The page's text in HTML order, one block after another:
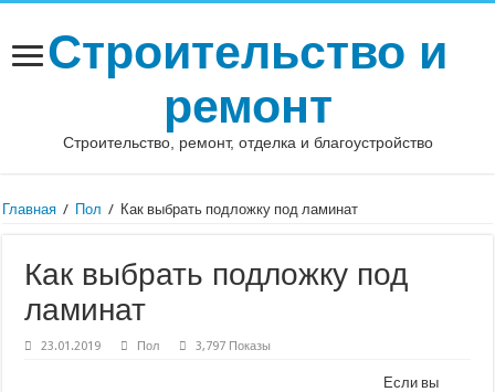
Строительство и
ремонт
Строительство, ремонт, отделка и благоустройство
Главная / Пол / Как выбрать подложку под ламинат
Как выбрать подложку под
ламинат
23.01.2019 Пол 3,797 Показы
Если вы